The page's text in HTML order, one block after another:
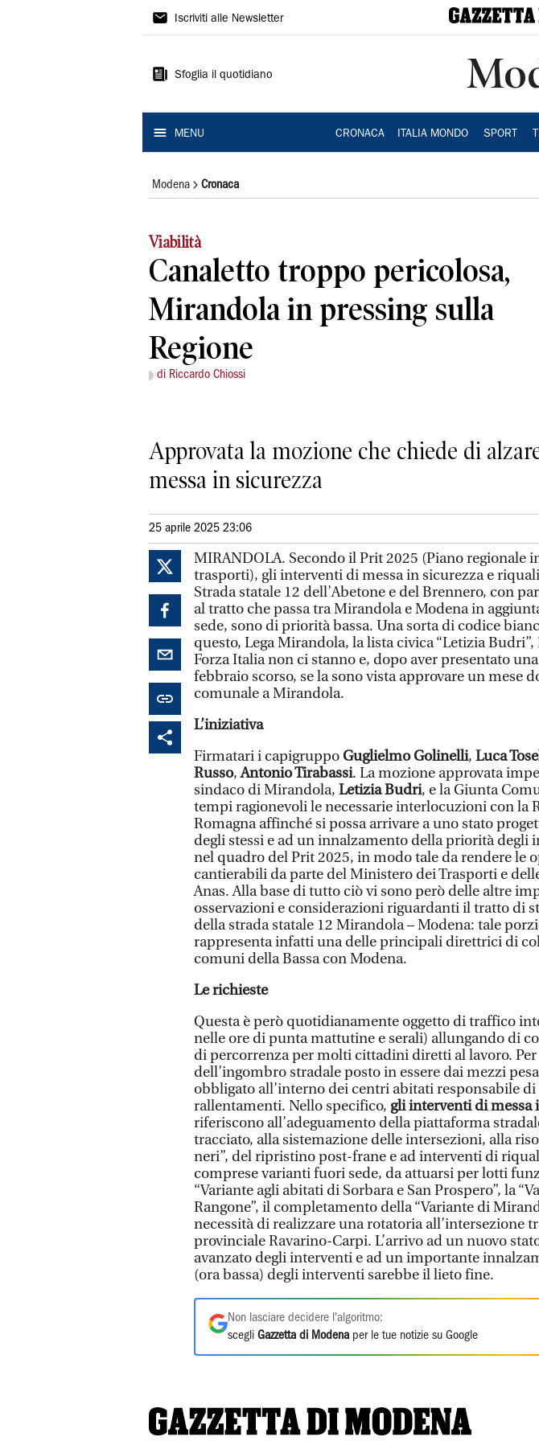
Gazzetta
Modena
Iscriviti alle Newsletter
Sfoglia il quotidiano
MENU CRONACA ITALIA MONDO SPORT
Modena Cronaca
Viabilità
Canaletto troppo pericolosa,
Mirandola in pressing sulla
Regione
di Riccardo Chiossi
Approvata la mozione che chiede di
messa in sicurezza
25 aprile 2025 23:06
MIRANDOLA. Secondo il Prit 2025 (Piano regionale
trasporti), gli interventi di messa in sicurezza e
Strada statale 12 dell’Abetone e del Brennero, con
al tratto che passa tra Mirandola e Modena in
sede, sono di priorità bassa. Una sorta di codice
questo, Lega Mirandola, la lista civica “Letizia Budri”,
Forza Italia non ci stanno e, dopo aver presentato
febbraio scorso, se la sono vista approvare un mese
comunale a Mirandola.
L’iniziativa
Firmatari i capigruppoGuglielmo Golinelli, Luca
Russo,Antonio Tirabassi. La mozione approvata
sindaco di Mirandola, Letizia Budri, e la Giunta
tempi ragionevoli le necessarie interlocuzioni con la
Romagna affinché si possa arrivare a uno stato
degli stessi e ad un innalzamento della priorità degli
nel quadro del Prit 2025, in modo tale da rendere le
cantierabili da parte del Ministero dei Trasporti e
Anas. Alla base di tutto ciò vi sono però delle altre
osservazioni e considerazioni riguardanti il tratto di
della strada statale 12 Mirandola – Modena: tale
rappresenta infatti una delle principali direttrici di
comuni della Bassa con Modena.
Le richieste
Questa è però quotidianamente oggetto di traffico
nelle ore di punta mattutine e serali) allungando di
di percorrenza per molti cittadini diretti al lavoro.
dell’ingombro stradale posto in essere dai mezzi
obbligato all’interno dei centri abitati responsabile
rallentamenti. Nello specifico, gli interventi di messa
riferiscono all’adeguamento della piattaforma
tracciato, alla sistemazione delle intersezioni, alla
neri”, del ripristino post-frane e ad interventi di
comprese varianti fuori sede, da attuarsi per lotti
“Variante agli abitati di Sorbara e San Prospero”, la
Rangone”, il completamento della “Variante di
necessità di realizzare una rotatoria all’intersezione
provinciale Ravarino-Carpi. L’arrivo ad un nuovo
avanzato degli interventi e ad un importante
(ora bassa) degli interventi sarebbe il lieto fine.
Non lasciare decidere l'algoritmo:
scegli Gazzetta di Modena per le tue notizie su Google